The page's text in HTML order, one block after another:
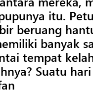
itu.
beruang
banyak
tempat
Suatu